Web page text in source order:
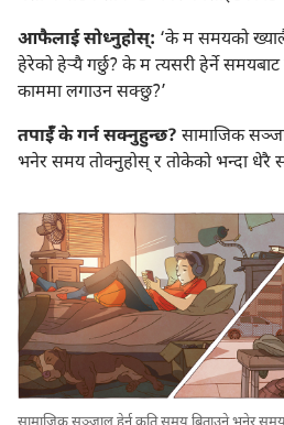
आफैलाई सोध्नुहोस्‌: ‘के म समयको
हेरेको हेऱ्‍यै गर्छु? के म त्यसरी हेर्ने
काममा लगाउन सक्छु?’
तपाईँ के गर्न सक्नुहुन्छ? सामाजिक
भनेर समय तोक्नुहोस्‌ र तोकेको भन्दा धेरै